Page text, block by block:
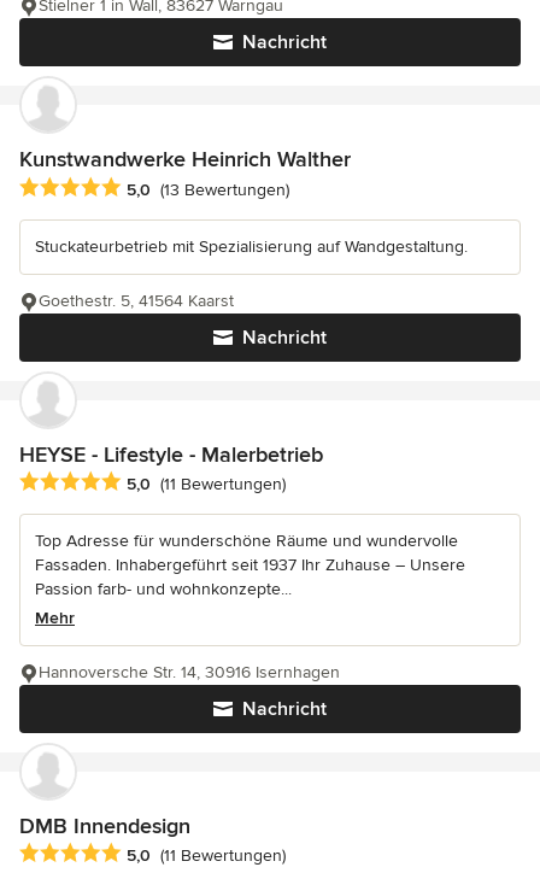
Nachricht
Stielner 1 in Wall, 83627 Warngau
Kunstwandwerke Heinrich Walther
Durchschnittliche Bewertung: 5 von 5 Sternen
5,0 (13 Bewertungen)
Stuckateurbetrieb mit Spezialisierung auf Wandgestaltung.
Nachricht
Goethestr. 5, 41564 Kaarst
HEYSE - Lifestyle - Malerbetrieb
Durchschnittliche Bewertung: 5 von 5 Sternen
5,0 (11 Bewertungen)
Top Adresse für wunderschöne Räume und wundervolle
Fassaden. Inhabergeführt seit 1937 Ihr Zuhause – Unsere
Passion farb- und wohnkonzepte...
Mehr
Nachricht
Hannoversche Str. 14, 30916 Isernhagen
DMB Innendesign
Durchschnittliche Bewertung: 5 von 5 Sternen
5,0 (11 Bewertungen)